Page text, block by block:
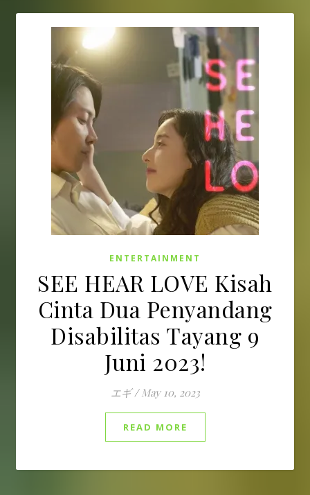
ENTERTAINMENT
SEE HEAR LOVE Kisah
Cinta Dua Penyandang
Disabilitas Tayang 9
Juni 2023!
エギ / May 10, 2023
READ MORE